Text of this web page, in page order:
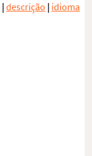
| descrição | idioma